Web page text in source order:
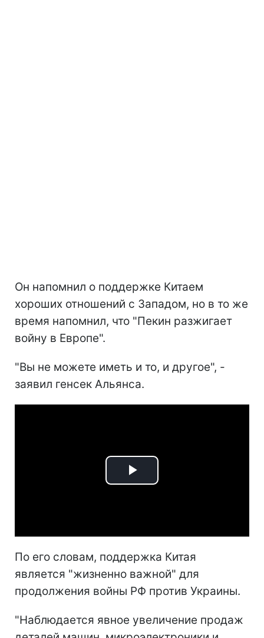
Он напомнил о поддержке Китаем
хороших отношений с Западом, но в то же
время напомнил, что "Пекин разжигает
войну в Европе".
"Вы не можете иметь и то, и другое", -
заявил генсек Альянса.
Play
По его словам, поддержка Китая
является "жизненно важной" для
продолжения войны РФ против Украины.
"Наблюдается явное увеличение продаж